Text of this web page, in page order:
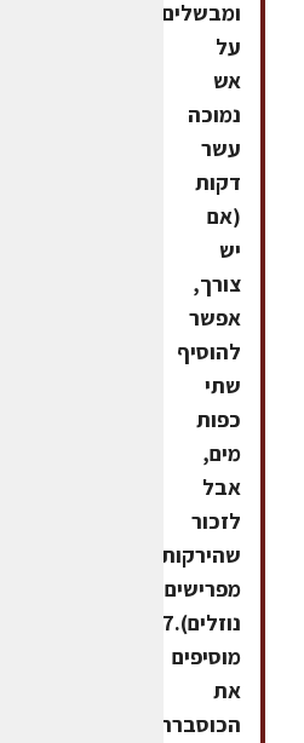
ומבשלים
על
אש
נמוכה
עשר
דקות
(אם
יש
צורך,
אפשר
להוסיף
שתי
כפות
מים,
אבל
לזכור
שהירקות
מפרישים
מוסיפים
את
הכוסברה,